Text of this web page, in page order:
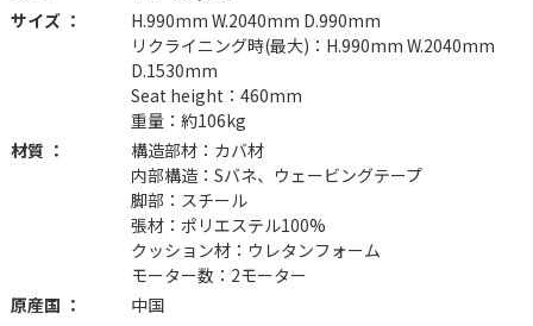
サイズ ：
H.990mm W.2040mm D.990mm
リクライニング時(最大)：H.990mm W.2040mm
D.1530mm
Seat height：460mm
重量：約106kg
材質 ：
構造部材：カバ材
内部構造：Sバネ、ウェービングテープ
脚部：スチール
張材：ポリエステル100%
クッション材：ウレタンフォーム
モーター数：2モーター
原産国 ：
中国